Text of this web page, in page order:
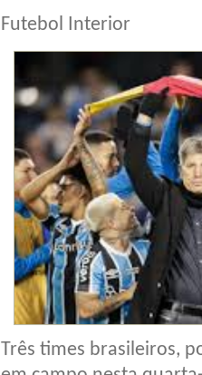
Futebol Interior
Três times brasileiros,